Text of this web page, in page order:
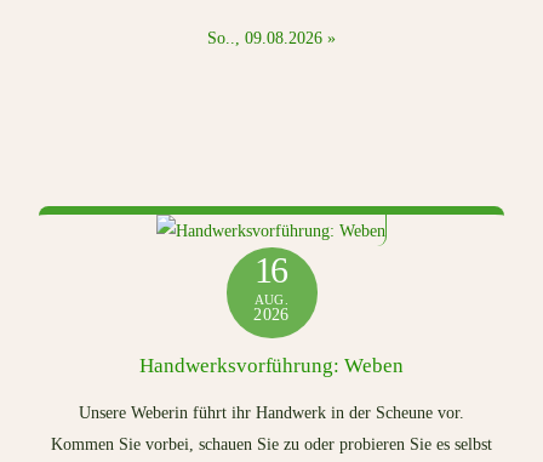
So.., 09.08.2026 »
16
AUG.
2026
Handwerksvorführung: Weben
Unsere Weberin führt ihr Handwerk in der Scheune vor.
Kommen Sie vorbei, schauen Sie zu oder probieren Sie es selbst